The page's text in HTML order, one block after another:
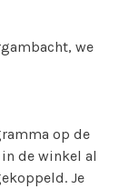
we
op de
de winkel al
Je